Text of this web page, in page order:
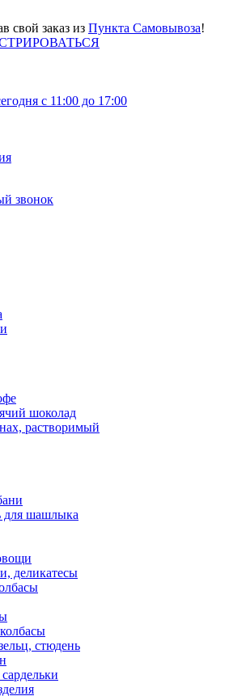
свой заказ из Пункта Самовывоза!
с 11:00 до 17:00
звонок
шоколад
растворимый
для шашлыка
деликатесы
стюдень